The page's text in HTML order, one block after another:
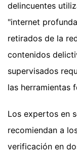
delincuentes
"internet
retirados de la
contenidos
supervisados
las herramientas
Los expertos en
recomiendan a
verificación en